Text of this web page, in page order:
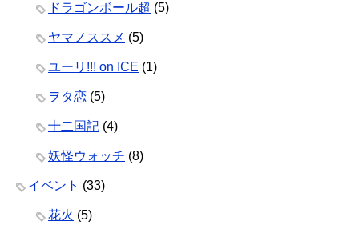
ドラゴンボール超 (5)
ヤマノススメ (5)
ユーリ!!! on ICE (1)
ヲタ恋 (5)
十二国記 (4)
妖怪ウォッチ (8)
イベント (33)
花火 (5)